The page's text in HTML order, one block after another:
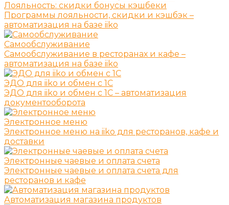
Лояльность: скидки бонусы кэшбеки
Программы лояльности, скидки и кэшбэк –
автоматизация на базе iiko
Самообслуживание
Самообслуживание в ресторанах и кафе –
автоматизация на базе iiko
ЭДО для iiko и обмен с 1С
ЭДО для iiko и обмен с 1С – автоматизация
документооборота
Электронное меню
Электронное меню на iiko для ресторанов, кафе и
доставки
Электронные чаевые и оплата счета
Электронные чаевые и оплата счета для
ресторанов и кафе
Автоматизация магазина продуктов